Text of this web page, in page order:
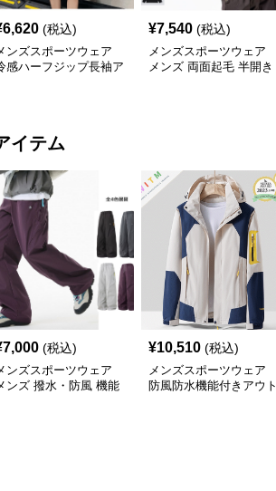
6,620 (税込)
ンズスポーツウェア
感ハーフジップ長袖ア
¥7,540 (税込)
メンズスポーツウェア
メンズ 両面起毛 半開き
イテム
7,000 (税込)
ンズスポーツウェア
ンズ 撥水・防風 機能
¥10,510 (税込)
メンズスポーツウェア
防風防水機能付きアウト